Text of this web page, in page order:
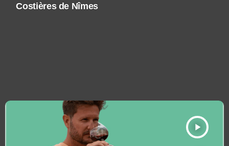
Costières de Nîmes
play_arrow